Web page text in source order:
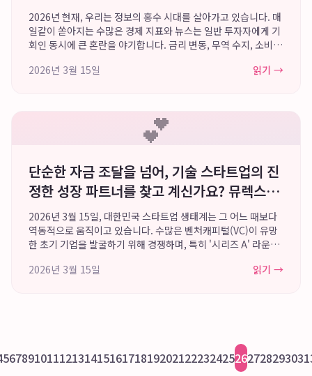
2026년 현재, 우리는 정보의 홍수 시대를 살아가고 있습니다. 매
일같이 쏟아지는 수많은 경제 지표와 뉴스는 일반 투자자에게 기
회인 동시에 큰 혼란을 야기합니다. 금리 변동, 무역 수지, 소비자
고, 이를 바탕으로 합리...
2026년 3월 15일 읽기 →
💕
단순한 자금 조달을 넘어, 기술 스타트업의 진
정한 성장 파트너를 찾고 계신가요? 뮤렉스파
트너스의 차별화된 시리즈 A 투자 철학을 만
나보세요.
2026년 3월 15일, 대한민국 스타트업 생태계는 그 어느 때보다
역동적으로 움직이고 있습니다. 수많은 벤처캐피털(VC)이 유망
한 초기 기업을 발굴하기 위해 경쟁하며, 특히 '시리즈 A' 라운드
니다. 하지만 자금의 홍수 ...
2026년 3월 15일 읽기 →
5678910111213141516171819202122232425262728293031